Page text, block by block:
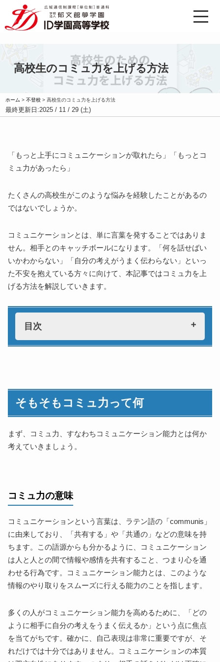
高校生のコミュ力を上げる方法
ホーム >不登校 >高校生のコミュ力を上げる方法
最終更新日:2025 / 11 / 29 (土)
「もっと上手にコミュニケーションが取れたら」「もっとコ
ミュ力があったら」
たくさんの高校生がこのような悩みを経験したことがあるの
ではないでしょうか。
コミュニケーションとは、単に言葉を発することではありま
せん。相手とのキャッチボールになります。「何を話せばい
いかわからない」「自分の考えがうまく伝わらない」といっ
た不安を抱えている方々に向けて、本記事ではコミュ力を上
げる方法を解説していきます。
目次
コミュ力の必要性
高校生がコミュ力を上げる際に重要な考え方
ピンポンルール
言語と非言語
言語化能力
非言語なサインを感じ取る能力
高校生がコミュ力を上げるための３STEP
マインドセットする
①人をすぐに嫌いにならない
②コミュニケーションが得意な人を観察する
③外見を整えて自信を持つ
明るく振る舞う
①明るく元気な挨拶を心がける
③自然な笑顔で接する
④自然なジェスチャーを取り入れる
⑤はっきりとした話し方をする
練習し、慣れる
そもそもコミュ力って何
まず、コミュ力、すなわちコミュニケーション能力とは何か
考えていきましょう。
コミュ力の意味
コミュニケーションという言葉は、ラテン語の「communis」
に由来しており、「共有する」や「共通の」などの意味を持
ちます。この語源からも分かるように、コミュニケーション
は人と人との間で情報や感情を共有すること、つまり心を通
わせる行為です。コミュニケーション能力とは、このような
情報のやり取りをスムーズに行える能力のことを指します。
多くの人がコミュニケーション能力を高めるために、「どの
ように相手に自分の考えをうまく伝えるか」という点に焦点
を当てがちです。確かに、自己表現は非常に重要ですが、そ
れだけでは十分ではありません。コミュニケーションの本質